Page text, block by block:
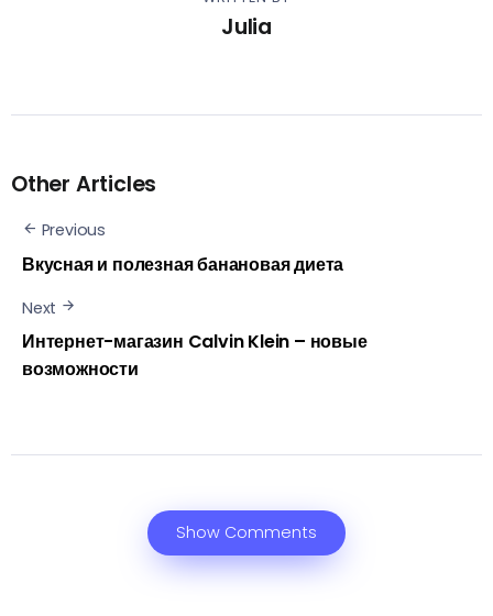
Julia
Other Articles
Previous
Вкусная и полезная банановая диета
Next
Интернет-магазин Calvin Klein – новые
возможности
Show Comments